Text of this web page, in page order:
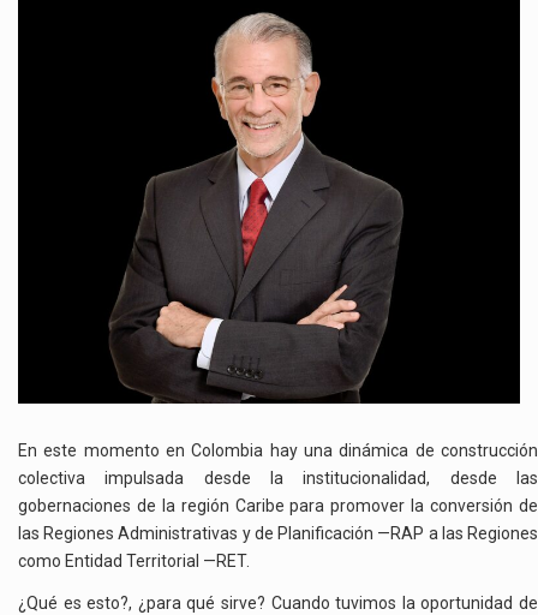
AUTONÓMICA
En este momento en Colombia hay una dinámica de construcción
colectiva impulsada desde la institucionalidad, desde las
gobernaciones de la región Caribe para promover la conversión de
las Regiones Administrativas y de Planificación —RAP a las Regiones
como Entidad Territorial —RET.
¿Qué es esto?, ¿para qué sirve? Cuando tuvimos la oportunidad de